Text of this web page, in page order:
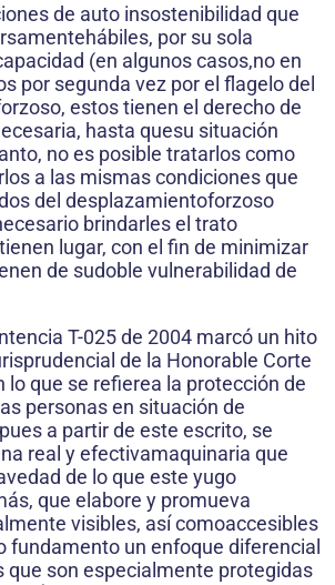
de auto insostenibilidad que
por su sola
(en algunos casos,no en
por segunda vez por el flagelo del
estos tienen el derecho de
hasta quesu situación
no es posible tratarlos como
a las mismas condiciones que
del desplazamientoforzoso
brindarles el trato
lugar, con el fin de minimizar
de sudoble vulnerabilidad de
T-025 de 2004 marcó un hito
de la Honorable Corte
lo que se refierea la protección de
personas en situación de
a partir de este escrito, se
real y efectivamaquinaria que
de lo que este yugo
que elabore y promueva
visibles, así comoaccesibles
fundamento un enfoque diferencial
que son especialmente protegidas